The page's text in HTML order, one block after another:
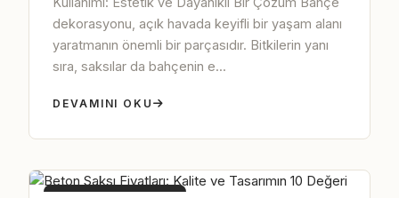
dekorasyonu, açık havada keyifli bir yaşam alanı
yaratmanın önemli bir parçasıdır. Bitkilerin yanı
sıra, saksılar da bahçenin e...
DEVAMINI OKU